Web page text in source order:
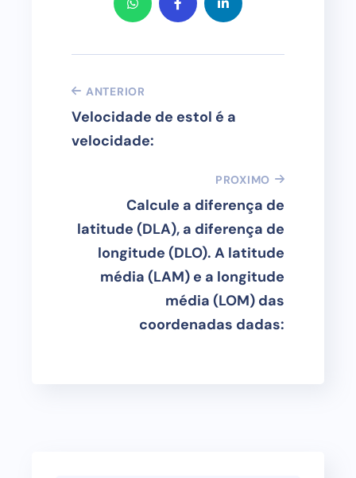
ANTERIOR
Velocidade de estol é a
velocidade:
PROXIMO
Calcule a diferença de
latitude (DLA), a diferença de
longitude (DLO). A latitude
média (LAM) e a longitude
média (LOM) das
coordenadas dadas: